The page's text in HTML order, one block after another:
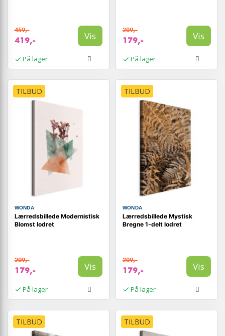
459,-
419,- Vis
På lager
209,-
179,- Vis
På lager
TILBUD
WONDA
Lærredsbillede Modernistisk
Blomst lodret
209,-
179,- Vis
På lager
TILBUD
WONDA
Lærredsbillede Mystisk
Bregne 1-delt lodret
209,-
179,- Vis
På lager
TILBUD TILBUD